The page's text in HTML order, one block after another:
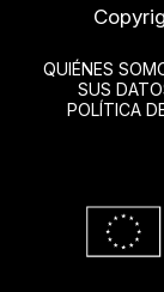
QUIÉNES
SUS
POLÍTICA